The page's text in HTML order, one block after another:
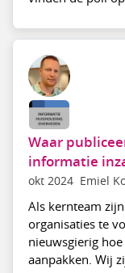
Waar
informatie
okt 2024 Emiel
Als kernteam
organisaties te
nieuwsgierig
aanpakken. Wij